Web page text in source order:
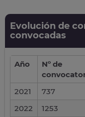
Evolución de
convocadas
Año
Nº de
2021
737
2022
1253